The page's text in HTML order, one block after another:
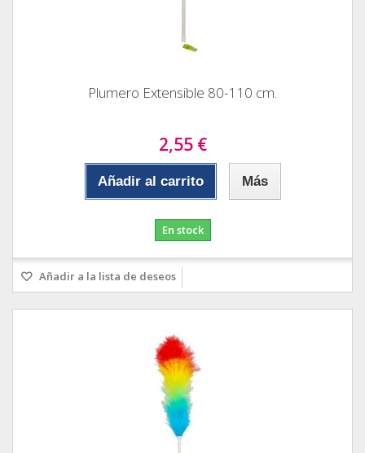
Plumero Extensible 80-110 cm.
2,55 €
Añadir al carrito Más
En stock
Añadir a la lista de deseos